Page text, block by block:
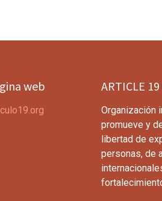
web ARTICLE
Organización
promueve y
libertad de
personas, de